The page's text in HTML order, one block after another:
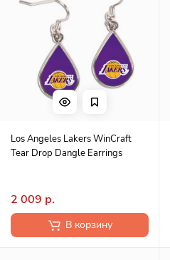
Los Angeles Lakers WinCraft
Tear Drop Dangle Earrings
2 009 р.
В корзину